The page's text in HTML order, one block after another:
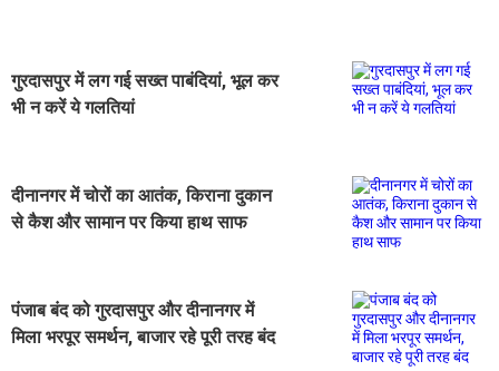
गुरदासपुर में लग गई सख्त पाबंदियां, भूल कर
भी न करें ये गलतियां
दीनानगर में चोरों का आतंक, किराना दुकान
से कैश और सामान पर किया हाथ साफ
पंजाब बंद को गुरदासपुर और दीनानगर में
मिला भरपूर समर्थन, बाजार रहे पूरी तरह बंद